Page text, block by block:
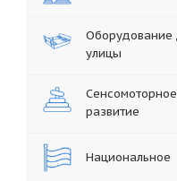
Оборудование
улицы
Сенсомоторное
развитие
Национальное